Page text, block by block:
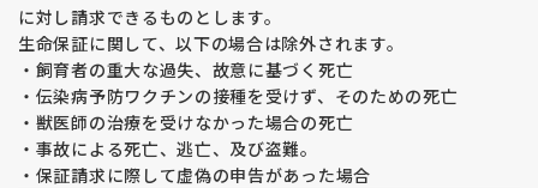
に対し請求できるものとします。
生命保証に関して、以下の場合は除外されます。
・飼育者の重大な過失、故意に基づく死亡
・伝染病予防ワクチンの接種を受けず、そのための死亡
・獣医師の治療を受けなかった場合の死亡
・事故による死亡、逃亡、及び盗難。
・保証請求に際して虚偽の申告があった場合